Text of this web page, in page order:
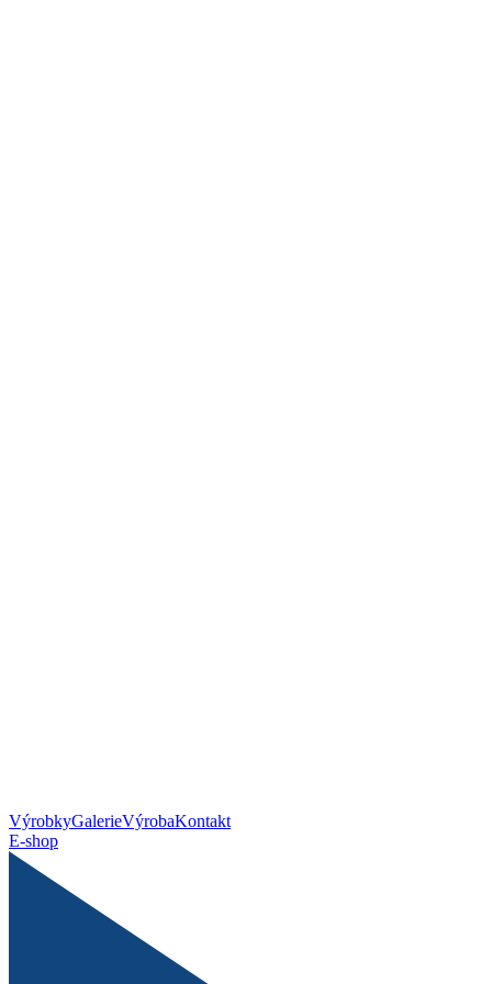
VýrobkyGalerieVýrobaKontakt
E-shop